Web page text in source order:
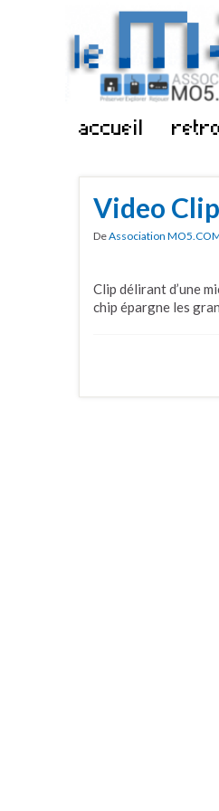
accueil
Video
DeAssociation
Clip délirant d’une
chip épargne les